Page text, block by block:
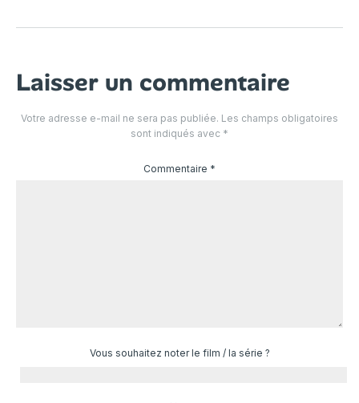
Laisser un commentaire
Votre adresse e-mail ne sera pas publiée. Les champs obligatoires
sont indiqués avec *
Commentaire *
Vous souhaitez noter le film / la série ?